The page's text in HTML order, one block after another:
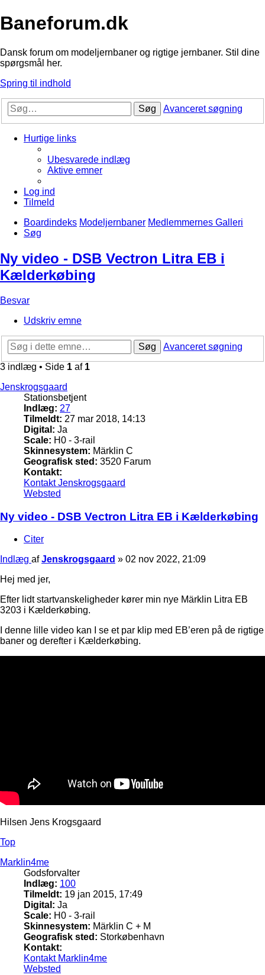
Baneforum.dk
Dansk forum om modeljernbaner og rigtige jernbaner. Stil dine
spørgsmål her.
Spring til indhold
Søg Avanceret søgning
Hurtige links
Ubesvarede indlæg
Aktive emner
Log ind
Tilmeld
Boardindeks Modeljernbaner Medlemmernes Galleri
Søg
Ny video - DSB Vectron Litra EB i
Kælderkøbing
Besvar
Udskriv emne
Søg
Avanceret søgning
3 indlæg • Side 1 af 1
Jenskrogsgaard
Stationsbetjent
Indlæg: 27
Tilmeldt: 27 mar 2018, 14:13
Digital: Ja
Scale: H0 - 3-rail
Skinnesystem: Märklin C
Geografisk sted: 3520 Farum
Kontakt:
Kontakt Jenskrogsgaard
Websted
Ny video - DSB Vectron Litra EB i Kælderkøbing
Citer
Indlæg afJenskrogsgaard » 02 nov 2022, 21:09
Hej med jer,
Efter lidt startvanskeligheder kører min nye Märklin Litra EB
3203 i Kælderkøbing.
I denne lille video kan I se et par klip med EB’eren på de rigtige
baner og derefter i Kælderkøbing.
Hilsen Jens Krogsgaard
Top
Marklin4me
Godsforvalter
Indlæg: 100
Tilmeldt: 19 jan 2015, 17:49
Digital: Ja
Scale: H0 - 3-rail
Skinnesystem: Märklin C + M
Geografisk sted: Storkøbenhavn
Kontakt:
Kontakt Marklin4me
Websted